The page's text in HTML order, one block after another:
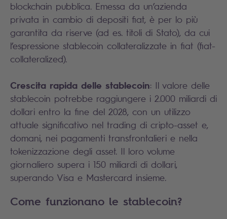
blockchain pubblica. Emessa da un’azienda
privata in cambio di depositi fiat, è per lo più
garantita da riserve (ad es. titoli di Stato), da cui
l’espressione stablecoin collateralizzate in fiat (fiat-
collateralized).
Crescita rapida delle stablecoin: Il valore delle
stablecoin potrebbe raggiungere i 2.000 miliardi di
dollari entro la fine del 2028, con un utilizzo
attuale significativo nel trading di cripto-asset e,
domani, nei pagamenti transfrontalieri e nella
tokenizzazione degli asset. Il loro volume
giornaliero supera i 150 miliardi di dollari,
superando Visa e Mastercard insieme.
Come funzionano le stablecoin?